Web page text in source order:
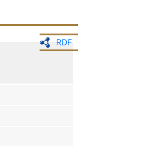
RDF